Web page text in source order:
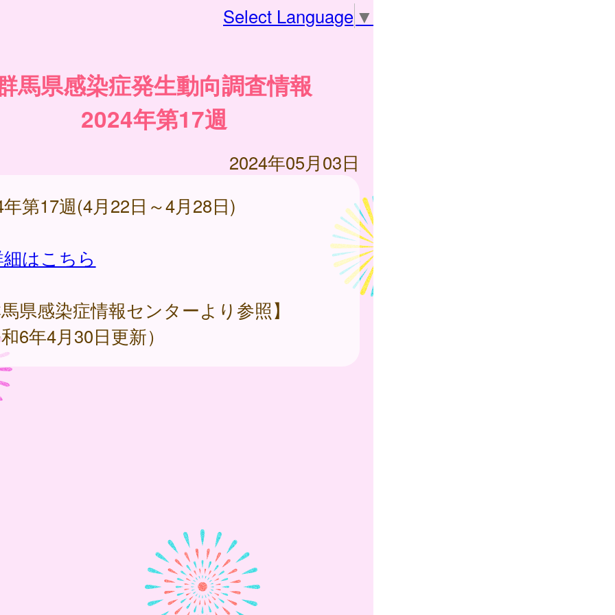
Select Language ▼
馬県感染症発生動向調査情報
2024年第17週
2024年05月03日
第17週(4月22日～4月28日)
はこちら
県感染症情報センターより参照】
6年4月30日更新）